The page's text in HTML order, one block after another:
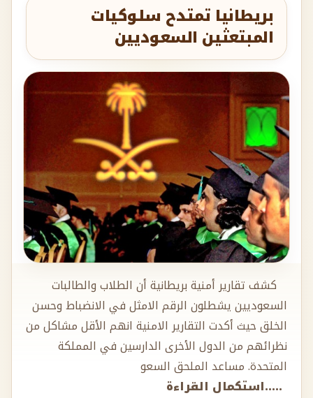
بريطانيا تمتدح سلوكيات
المبتعثين السعوديين
كشف تقارير أمنية بريطانية أن الطلاب والطالبات
السعوديين يشطلون الرقم الامثل في الانضباط وحسن
الخلق حيث أكدت التقارير الامنية انهم الأقل مشاكل من
نظرائهم من الدول الأخرى الدارسين في المملكة
المتحدة. مساعد الملحق السعو
.....استكمال القراءة